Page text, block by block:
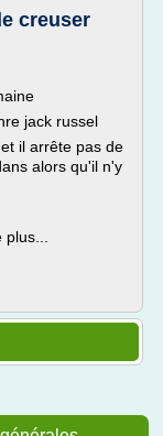
creuser
jack russel
il arrête pas de
alors qu'il n'y